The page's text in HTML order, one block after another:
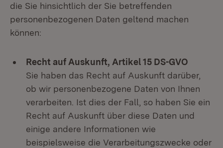
die Sie hinsichtlich der Sie betreffenden
personenbezogenen Daten geltend machen
können:
Recht auf Auskunft, Artikel 15 DS-GVO
Sie haben das Recht auf Auskunft darüber,
ob wir personenbezogene Daten von Ihnen
verarbeiten. Ist dies der Fall, so haben Sie ein
Recht auf Auskunft über diese Daten und
einige andere Informationen wie
beispielsweise die Verarbeitungszwecke oder